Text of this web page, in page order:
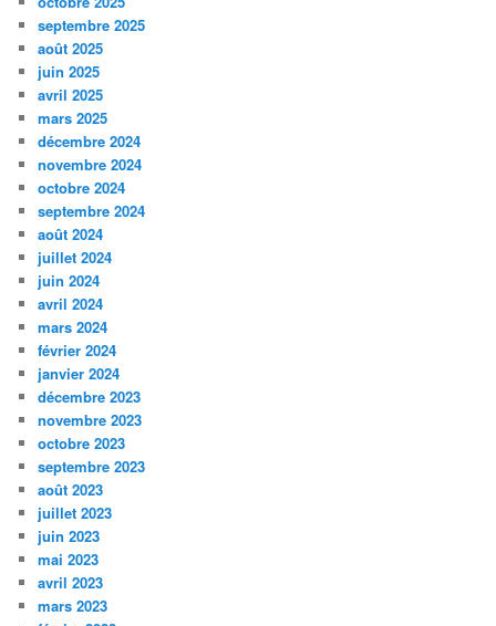
septembre 2025
août 2025
juin 2025
avril 2025
mars 2025
décembre 2024
novembre 2024
octobre 2024
septembre 2024
août 2024
juillet 2024
juin 2024
avril 2024
mars 2024
février 2024
janvier 2024
décembre 2023
novembre 2023
octobre 2023
septembre 2023
août 2023
juillet 2023
juin 2023
mai 2023
avril 2023
mars 2023